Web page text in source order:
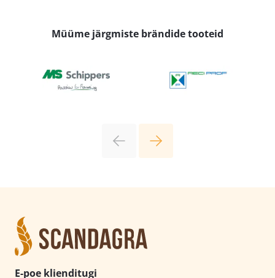
Müüme järgmiste brändide tooteid
E-poe klienditugi